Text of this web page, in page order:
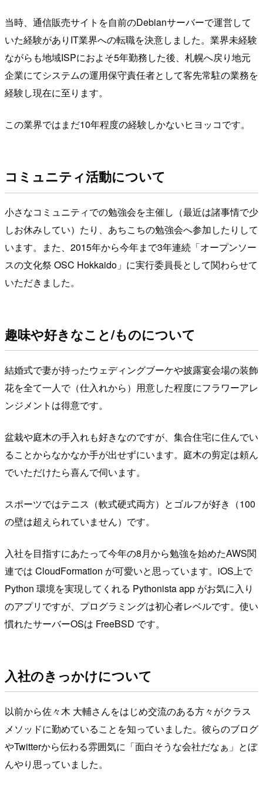
当時、通信販売サイトを自前のDebianサーバーで運営して
いた経験がありIT業界への転職を決意しました。業界未経験
ながらも地域ISPにおよそ5年勤務した後、札幌へ戻り地元
企業にてシステムの運用保守責任者として客先常駐の業務を
経験し現在に至ります。
この業界ではまだ10年程度の経験しかないヒヨッコです。
コミュニティ活動について
小さなコミュニティでの勉強会を主催し（最近は諸事情で少
しお休みしてい）たり、あちこちの勉強会へ参加したりして
います。また、2015年から今年まで3年連続「オープンソー
スの文化祭 OSC Hokkaido」に実行委員長として関わらせて
いただきました。
趣味や好きなこと/ものについて
結婚式で妻が持ったウェディングブーケや披露宴会場の装飾
花を全て一人で（仕入れから）用意した程度にフラワーアレ
ンジメントは得意です。
盆栽や庭木の手入れも好きなのですが、集合住宅に住んでい
ることからなかなか手が出せずにいます。庭木の剪定は頼ん
でいただけたら喜んで伺います。
スポーツではテニス（軟式硬式両方）とゴルフが好き（100
の壁は超えられていません）です。
入社を目指すにあたって今年の8月から勉強を始めたAWS関
連では CloudFormation が可愛いと思っています。iOS上で
Python 環境を実現してくれる Pythonista app がお気に入り
のアプリですが、プログラミングは初心者レベルです。使い
慣れたサーバーOSは FreeBSD です。
入社のきっかけについて
以前から佐々木 大輔さんをはじめ交流のある方々がクラス
メソッドに勤めていることを知っていました。彼らのブログ
やTwitterから伝わる雰囲気に「面白そうな会社だなぁ」とぼ
んやり思っていました。